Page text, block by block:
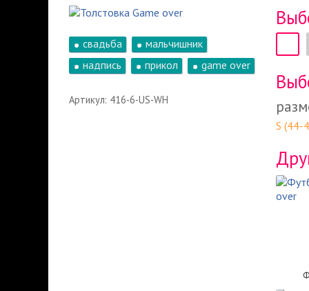
свадьба
мальчишник
надпись
прикол game over
Артикул: 416-6-US-WH
S (44-